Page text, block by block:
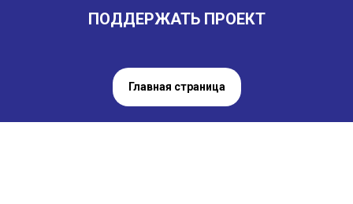
ПОДДЕРЖАТЬ ПРОЕКТ
Главная страница